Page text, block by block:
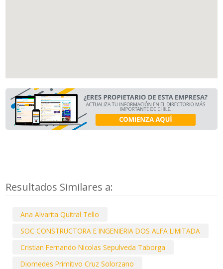
Resultados Similares a:
Ana Alvarita Quitral Tello
SOC CONSTRUCTORA E INGENIERIA DOS ALFA LIMITADA
Cristian Fernando Nicolas Sepulveda Taborga
Diomedes Primitivo Cruz Solorzano